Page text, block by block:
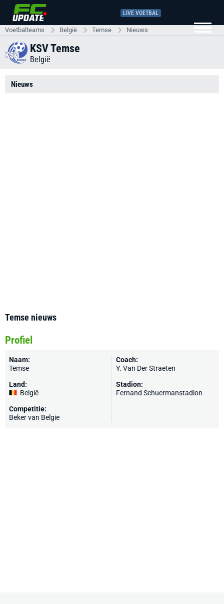
LIVE VOETBAL
Voetbalteams België Temse Nieuws
KSV Temse
België
Nieuws
Temse nieuws
Profiel
Naam:
Temse
Land:
België
Competitie:
Beker van Belgie
Coach:
Y. Van Der Straeten
Stadion:
Fernand Schuermanstadion